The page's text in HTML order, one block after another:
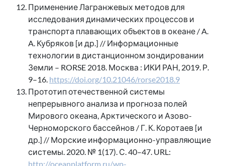
Применение Лагранжевых методов для
исследования динамических процессов и
транспорта плавающих объектов в океане / A.
A. Кубряков [и др.] // Информационные
технологии в дистанционном зондировании
Земли – RORSE 2018. Москва : ИКИ РАН, 2019. Р.
9–16. https://doi.org/10.21046/rorse2018.9
Прототип отечественной системы
непрерывного анализа и прогноза полей
Мирового океана, Арктического и Азово-
Черноморского бассейнов / Г. К. Коротаев [и
др.] // Морские информационно-управляющие
системы. 2020. № 1(17). С. 40–47. URL:
http://oceanplatform.ru/wp-